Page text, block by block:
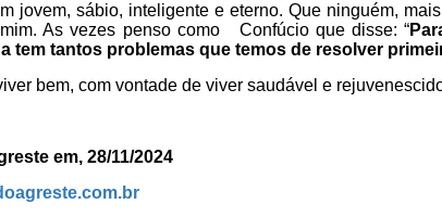
jovem, sábio, inteligente e eterno. Que ninguém,
As vezes penso como Confúcio que disse: “
tem tantos problemas que temos de resolver
bem, com vontade de viver saudável e
em, 28/11/2024